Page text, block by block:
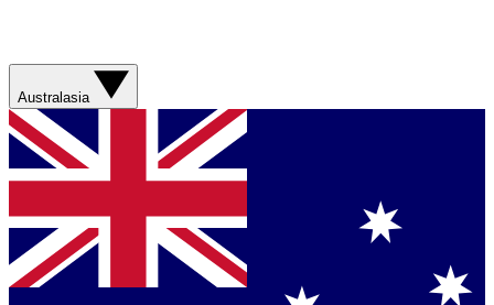
Australasia